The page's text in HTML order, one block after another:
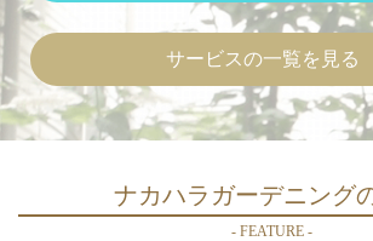
サービスの一覧を見る
ナカハラガーデニング
- FEATURE -